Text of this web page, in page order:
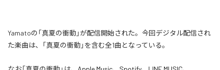
Yamatoの「真夏の衝動」が配信開始された。今回デジタル配信され
た楽曲は、「真夏の衝動」を含む全1曲となっている。